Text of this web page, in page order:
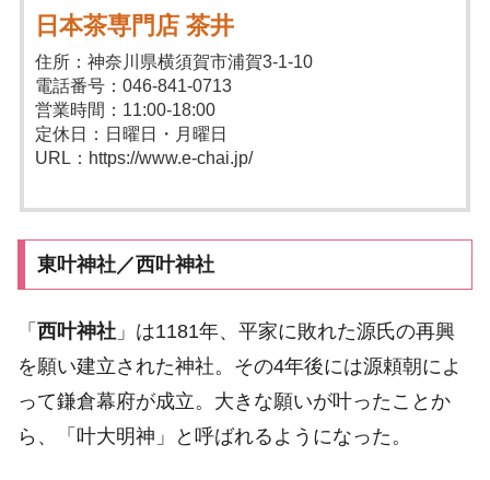
日本茶専門店 茶井
住所：神奈川県横須賀市浦賀3-1-10
電話番号：046-841-0713
営業時間：11:00-18:00
定休日：日曜日・月曜日
URL：https://www.e-chai.jp/
東叶神社／西叶神社
「 西叶神社 」は1181年、平家に敗れた源氏の再興
を願い建立された神社。その4年後には源頼朝によ
って鎌倉幕府が成立。大きな願いが叶ったことか
ら、「叶大明神」と呼ばれるようになった。